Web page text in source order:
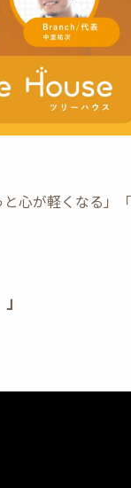
心が軽くなる」